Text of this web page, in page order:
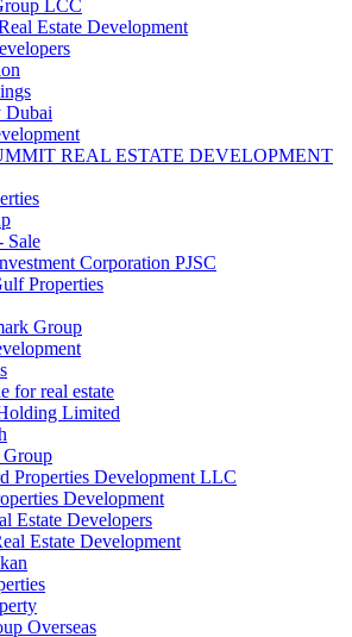
LCC
Estate Development
Dubai
REAL ESTATE DEVELOPMENT
Sale
Corporation PJSC
Properties
Group
for real estate
Limited
Group
Properties Development LLC
Development
Estate Developers
Estate Development
Overseas